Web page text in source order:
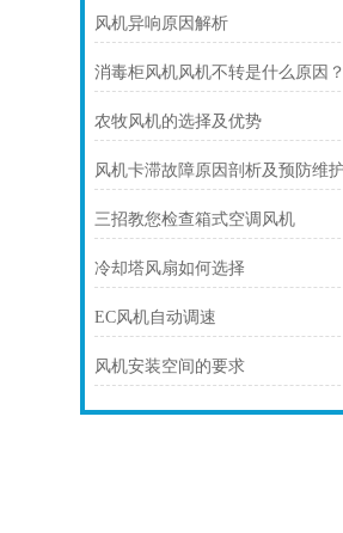
风机异响原因解析
消毒柜风机风机不转是什么原因？
农牧风机的选择及优势
三招教您检查箱式空调风机
冷却塔风扇如何选择
EC风机自动调速
风机安装空间的要求